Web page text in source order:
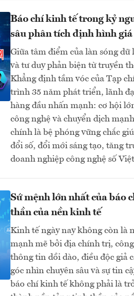
Báo chí kinh tế trong kỷ
sâu phân tích định hình
Giữa tâm điểm của làn sóng dữ
và tư duy phản biện từ truyền
Khẳng định tầm vóc của Tạp
trình 35 năm phát triển, lãnh
hàng đầu nhấn mạnh: cơ hội
công nghệ và chuyển dịch
chính là bệ phóng vững chắc
đổi số, đổi mới sáng tạo, tăng
doanh nghiệp công nghệ số
Sứ mệnh lớn nhất của báo
thần của nền kinh tế
Kinh tế ngày nay không còn là
mạnh mẽ bởi địa chính trị,
thông tin dồi dào, điều độc giả
góc nhìn chuyên sâu và sự tin
báo chí kinh tế không phải là